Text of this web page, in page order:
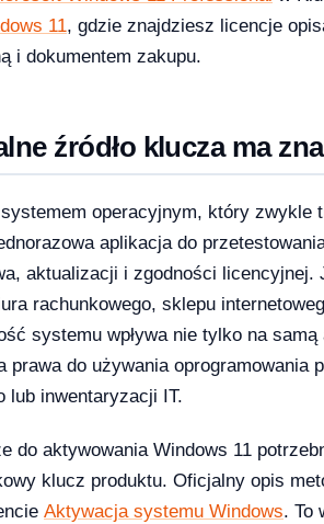
operacyjny
[2026]
11, gdzie znajdziesz licencje
i dokumentem zakupu.
źródło klucza ma
operacyjnym, który zwykle
aplikacja do
aktualizacji i zgodności licencyjnej.
rachunkowego, sklepu
systemu wpływa nie tylko na
prawa do używania oprogramowania
lub inwentaryzacji IT.
do aktywowania Windows 11
klucz produktu. Oficjalny opis
Aktywacja systemu Windows. To